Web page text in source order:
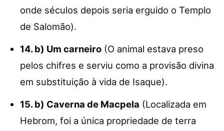
onde séculos depois seria erguido o Templo
de Salomão).
14. b) Um carneiro (O animal estava preso
pelos chifres e serviu como a provisão divina
em substituição à vida de Isaque).
15. b) Caverna de Macpela (Localizada em
Hebrom, foi a única propriedade de terra